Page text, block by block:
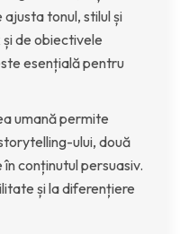
tonul, stilul și
de obiectivele
esențială pentru
umană permite
ului, două
conținutul persuasiv.
și la diferențiere